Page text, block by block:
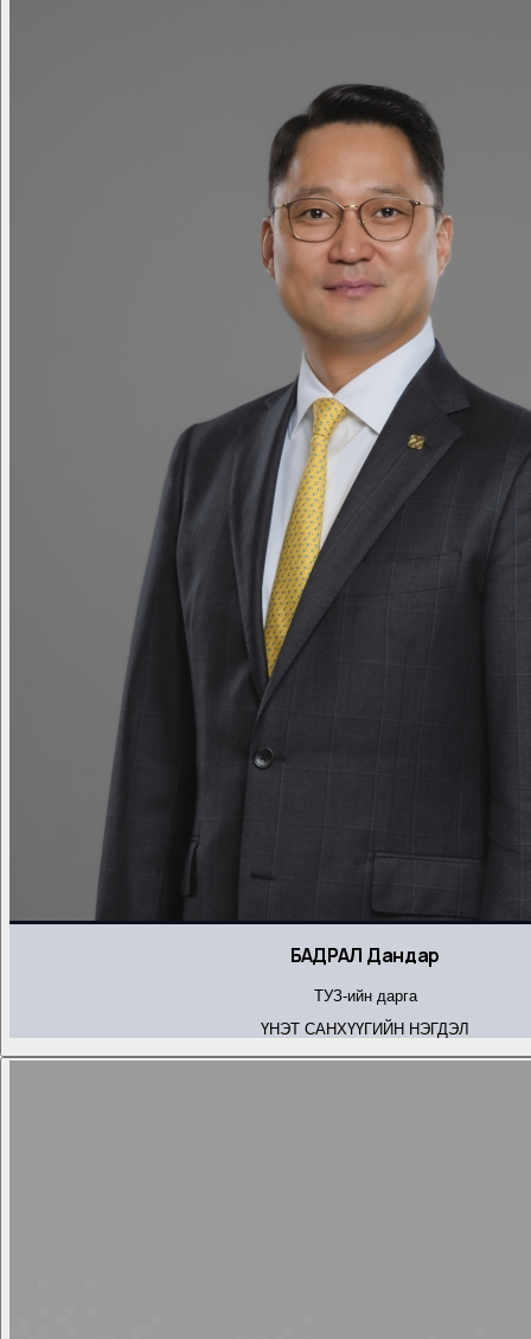
БАДРАЛ Дандар
ТУЗ-ийн дарга
ҮНЭТ САНХҮҮГИЙН НЭГДЭЛ